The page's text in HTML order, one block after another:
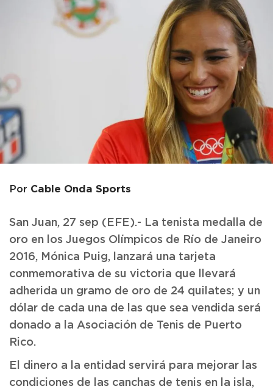
Por Cable Onda Sports
San Juan, 27 sep (EFE).- La tenista medalla de
oro en los Juegos Olímpicos de Río de Janeiro
2016, Mónica Puig, lanzará una tarjeta
conmemorativa de su victoria que llevará
adherida un gramo de oro de 24 quilates; y un
dólar de cada una de las que sea vendida será
donado a la Asociación de Tenis de Puerto
Rico.
El dinero a la entidad servirá para mejorar las
condiciones de las canchas de tenis en la isla,